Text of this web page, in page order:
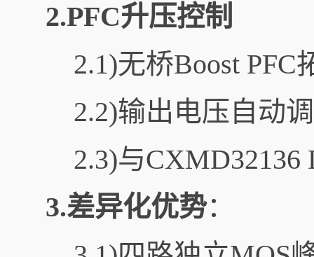
2.PFC升压控制
2.1)无桥Boost
2.2)输出电压自动
2.3)与
3.差异化优势：